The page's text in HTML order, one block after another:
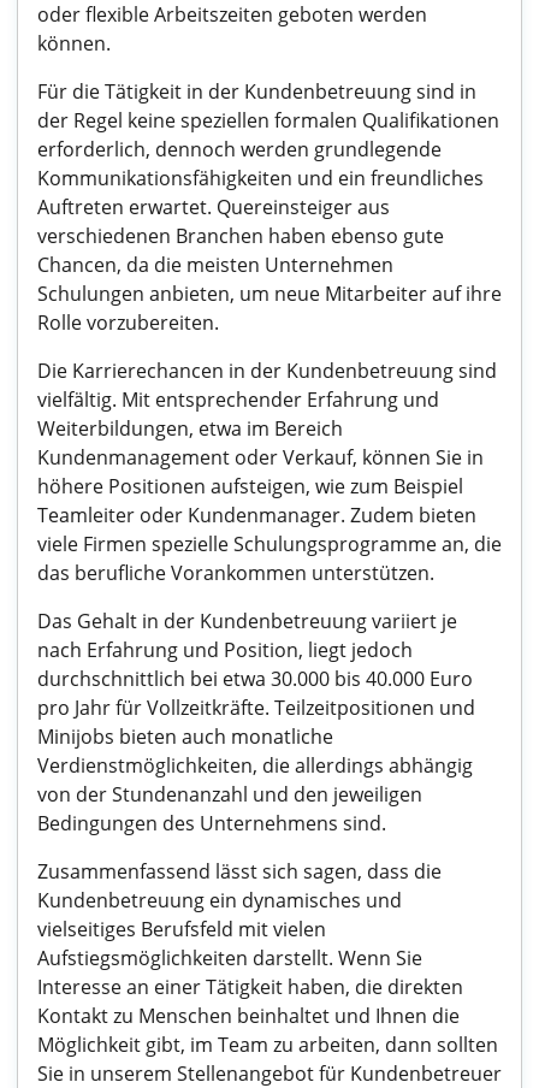
oder flexible Arbeitszeiten geboten werden
können.
Für die Tätigkeit in der Kundenbetreuung sind in
der Regel keine speziellen formalen Qualifikationen
erforderlich, dennoch werden grundlegende
Kommunikationsfähigkeiten und ein freundliches
Auftreten erwartet. Quereinsteiger aus
verschiedenen Branchen haben ebenso gute
Chancen, da die meisten Unternehmen
Schulungen anbieten, um neue Mitarbeiter auf ihre
Rolle vorzubereiten.
Die Karrierechancen in der Kundenbetreuung sind
vielfältig. Mit entsprechender Erfahrung und
Weiterbildungen, etwa im Bereich
Kundenmanagement oder Verkauf, können Sie in
höhere Positionen aufsteigen, wie zum Beispiel
Teamleiter oder Kundenmanager. Zudem bieten
viele Firmen spezielle Schulungsprogramme an, die
das berufliche Vorankommen unterstützen.
Das Gehalt in der Kundenbetreuung variiert je
nach Erfahrung und Position, liegt jedoch
durchschnittlich bei etwa 30.000 bis 40.000 Euro
pro Jahr für Vollzeitkräfte. Teilzeitpositionen und
Minijobs bieten auch monatliche
Verdienstmöglichkeiten, die allerdings abhängig
von der Stundenanzahl und den jeweiligen
Bedingungen des Unternehmens sind.
Zusammenfassend lässt sich sagen, dass die
Kundenbetreuung ein dynamisches und
vielseitiges Berufsfeld mit vielen
Aufstiegsmöglichkeiten darstellt. Wenn Sie
Interesse an einer Tätigkeit haben, die direkten
Kontakt zu Menschen beinhaltet und Ihnen die
Möglichkeit gibt, im Team zu arbeiten, dann sollten
Sie in unserem Stellenangebot für Kundenbetreuer